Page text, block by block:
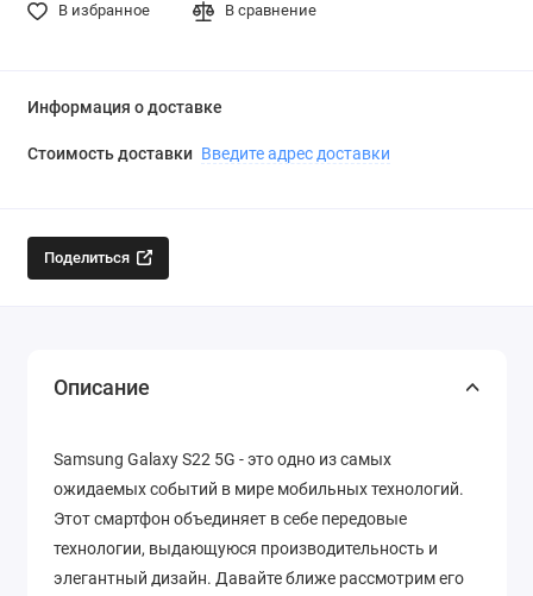
В избранное В сравнение
Информация о доставке
Стоимость доставки Введите адрес доставки
Поделиться
Описание
Samsung Galaxy S22 5G - это одно из самых
ожидаемых событий в мире мобильных технологий.
Этот смартфон объединяет в себе передовые
технологии, выдающуюся производительность и
элегантный дизайн. Давайте ближе рассмотрим его